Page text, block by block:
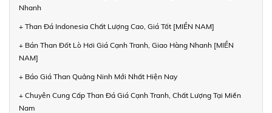
Nhanh
+ Than Đá Indonesia Chất Lượng Cao, Giá Tốt [MIỀN NAM]
+ Bán Than Đốt Lò Hơi Giá Cạnh Tranh, Giao Hàng Nhanh [MIỀN
NAM]
+ Báo Giá Than Quảng Ninh Mới Nhất Hiện Nay
+ Chuyên Cung Cấp Than Đá Giá Cạnh Tranh, Chất Lượng Tại Miền
Nam